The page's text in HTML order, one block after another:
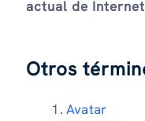
actual de
Otros
Avatar